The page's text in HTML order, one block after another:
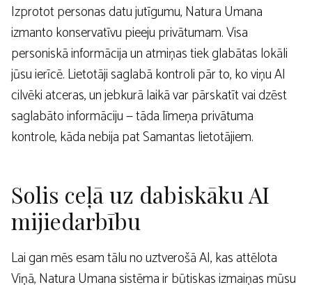
Izprotot personas datu jutīgumu, Natura Umana
izmanto konservatīvu pieeju privātumam. Visa
personiskā informācija un atmiņas tiek glabātas lokāli
jūsu ierīcē. Lietotāji saglabā kontroli pār to, ko viņu AI
cilvēki atceras, un jebkurā laikā var pārskatīt vai dzēst
saglabāto informāciju — tāda līmeņa privātuma
kontrole, kāda nebija pat Samantas lietotājiem.
Solis ceļā uz dabiskāku AI
mijiedarbību
Lai gan mēs esam tālu no uztverošā AI, kas attēlota
Viņā, Natura Umana sistēma ir būtiskas izmaiņas mūsu